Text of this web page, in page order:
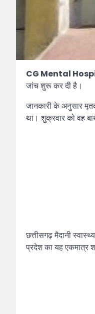
CG Mental
जांच शुरू कर दी है।
जानकारी के अनुसार
था। शुक्रवार को वह
छत्तीसगढ़ मैदानी
प्रदेश का यह एकमात्र